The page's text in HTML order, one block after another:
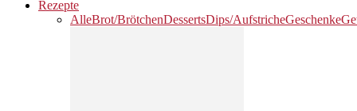
Rezepte
AlleBrot/BrötchenDessertsDips/AufstricheGeschenke